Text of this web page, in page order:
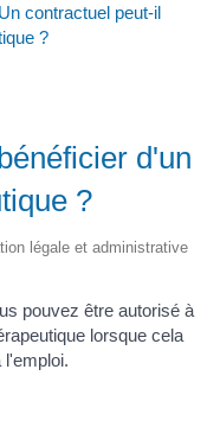
Un contractuel peut-il
?
d'un
?
légale et administrative
pouvez être autorisé à
lorsque cela
l'emploi.